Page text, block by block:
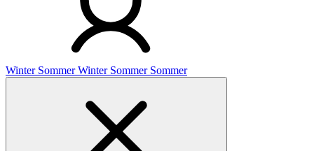
Winter Sommer Winter Sommer Sommer